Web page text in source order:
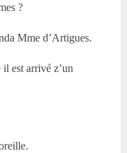
?
Mme d’Artigues.
est arrivé z’un